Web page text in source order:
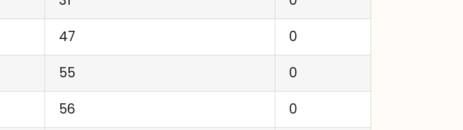
47
0
55
0
56
0